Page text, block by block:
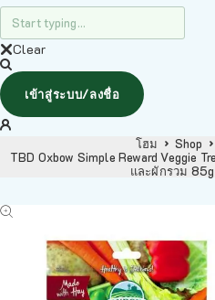
Clear
เข้าสู่ระบบ/ลงชื่อ
โฮม Shop
TBD Oxbow Simple Reward
และผักรวม